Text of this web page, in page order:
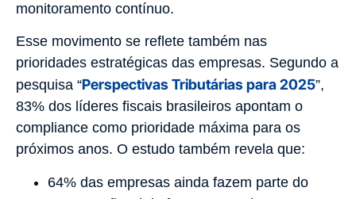
monitoramento contínuo.
Esse movimento se reflete também nas
prioridades estratégicas das empresas. Segundo a
pesquisa “Perspectivas Tributárias para 2025”,
83% dos líderes fiscais brasileiros apontam o
compliance como prioridade máxima para os
próximos anos. O estudo também revela que:
64% das empresas ainda fazem parte do